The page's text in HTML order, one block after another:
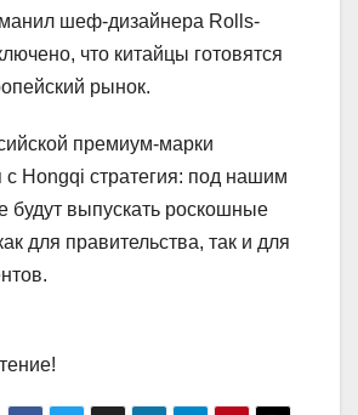
шеф-дизайнера Rolls-
что китайцы готовятся
рынок.
премиум-марки
с Hongqi стратегия: под нашим
будут выпускать роскошные
для правительства, так и для